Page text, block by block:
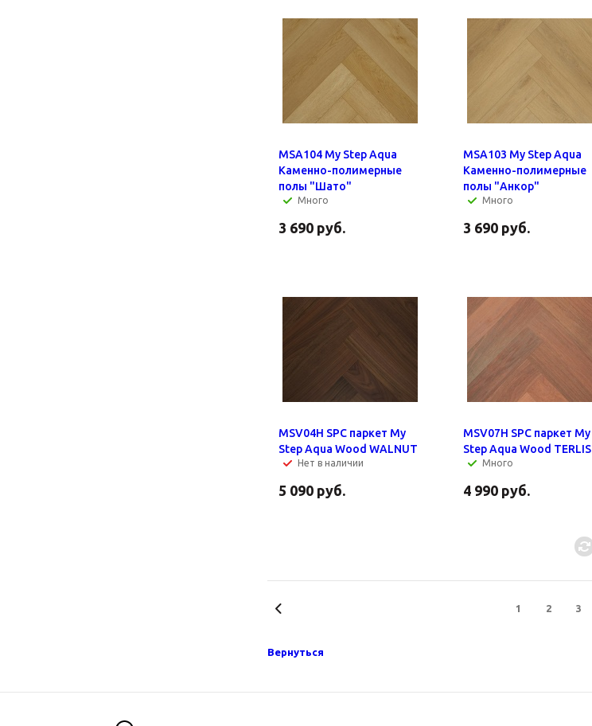
MSA104 My Step Aqua
Каменно-полимерные
полы "Шато"
Много
3 690 руб.
MSA103 My Step Aqua
Каменно-полимерные
полы "Анкор"
Много
3 690руб.
MSV04H SPC паркет My
Step Aqua Wood WALNUT
Нет в наличии
5 090 руб.
MSV07H SPC паркет My
Step Aqua Wood TERLIS
Много
4 990руб.
1 2 3
Вернуться